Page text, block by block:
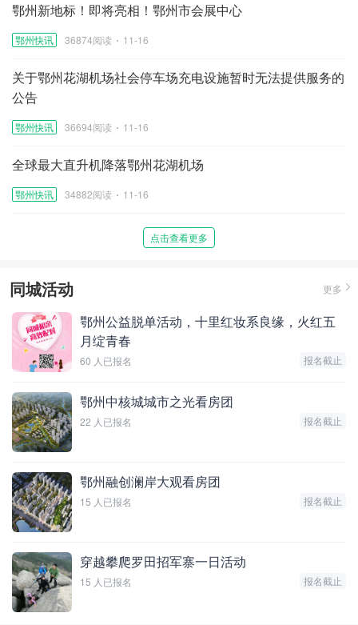
鄂州新地标！即将亮相！鄂州市会展中心
鄂州快讯 36874阅读 11-16
关于鄂州花湖机场社会停车场充电设施暂时无法提供服务的
公告
鄂州快讯 36694阅读 11-16
全球最大直升机降落鄂州花湖机场
鄂州快讯 34882阅读 11-16
点击查看更多
同城活动 更多
鄂州公益脱单活动，十里红妆系良缘，火红五
月绽青春
报名截止
60 人已报名
鄂州中核城城市之光看房团
报名截止
22 人已报名
鄂州融创澜岸大观看房团
报名截止
15 人已报名
穿越攀爬罗田招军寨一日活动
报名截止
15 人已报名